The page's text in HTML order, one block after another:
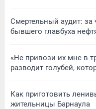
Смертельный аудит: за
бывшего главбуха
«Не привози их мне в
разводит голубей,
Как приготовить
жительницы Барнаула